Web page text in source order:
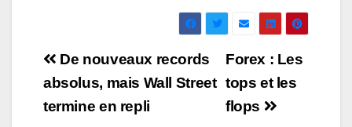
Navigation
de
l’article
Forex : Les
tops et les
flops
De nouveaux records
absolus, mais Wall Street
termine en repli